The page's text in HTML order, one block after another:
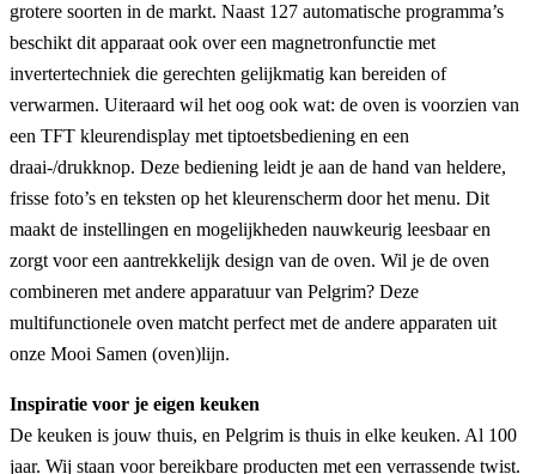
grotere soorten in de markt. Naast 127 automatische programma’s
beschikt dit apparaat ook over een magnetronfunctie met
invertertechniek die gerechten gelijkmatig kan bereiden of
verwarmen. Uiteraard wil het oog ook wat: de oven is voorzien van
een TFT kleurendisplay met tiptoetsbediening en een
draai-/drukknop. Deze bediening leidt je aan de hand van heldere,
frisse foto’s en teksten op het kleurenscherm door het menu. Dit
maakt de instellingen en mogelijkheden nauwkeurig leesbaar en
zorgt voor een aantrekkelijk design van de oven. Wil je de oven
combineren met andere apparatuur van Pelgrim? Deze
multifunctionele oven matcht perfect met de andere apparaten uit
onze Mooi Samen (oven)lijn.
Inspiratie voor je eigen keuken
De keuken is jouw thuis, en Pelgrim is thuis in elke keuken. Al 100
jaar. Wij staan voor bereikbare producten met een verrassende twist.